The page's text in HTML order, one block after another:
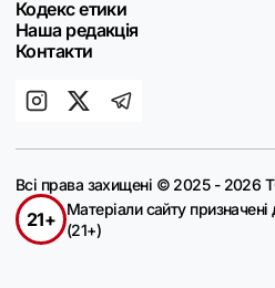
Кодекс етики
Наша редакція
Контакти
Всі права захищені © 2025 -
21+
Матеріали сайту
(21+)